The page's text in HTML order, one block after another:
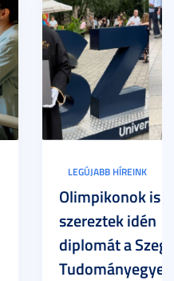
LEGÚJABB HÍREINK
Olimpikonok is
szereztek idén
diplomát a